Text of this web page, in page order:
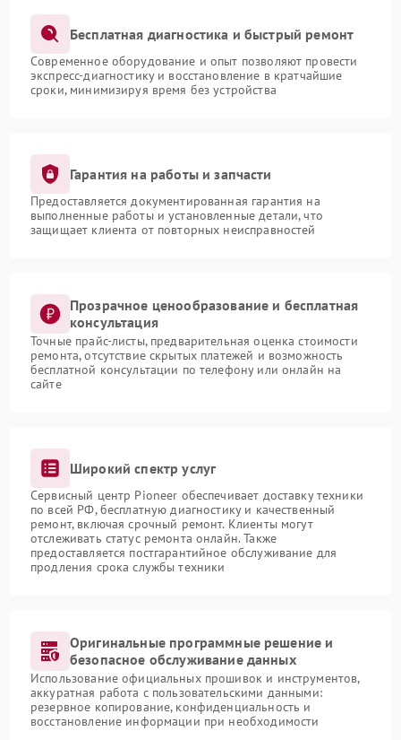
Бесплатная диагностика и быстрый ремонт
Современное оборудование и опыт позволяют провести
экспресс-диагностику и восстановление в кратчайшие
сроки, минимизируя время без устройства
Гарантия на работы и запчасти
Предоставляется документированная гарантия на
выполненные работы и установленные детали, что
защищает клиента от повторных неисправностей
Прозрачное ценообразование и бесплатная
консультация
Точные прайс-листы, предварительная оценка стоимости
ремонта, отсутствие скрытых платежей и возможность
бесплатной консультации по телефону или онлайн на
сайте
Широкий спектр услуг
Сервисный центр Pioneer обеспечивает доставку техники
по всей РФ, бесплатную диагностику и качественный
ремонт, включая срочный ремонт. Клиенты могут
отслеживать статус ремонта онлайн. Также
предоставляется постгарантийное обслуживание для
продления срока службы техники
Оригинальные программные решение и
безопасное обслуживание данных
Использование официальных прошивок и инструментов,
аккуратная работа с пользовательскими данными:
резервное копирование, конфиденциальность и
восстановление информации при необходимости